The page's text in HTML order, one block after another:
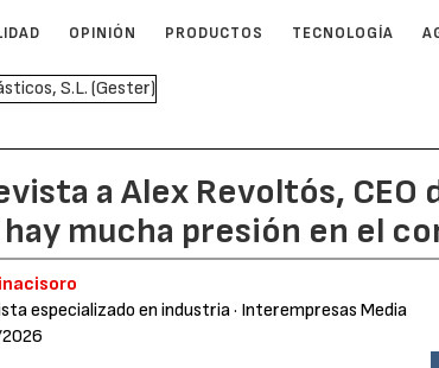
OPINIÓN PRODUCTOS TECNOLOGÍA
a Alex Revoltós, CEO
mucha presión en el
especializado en industria· Interempresas Media